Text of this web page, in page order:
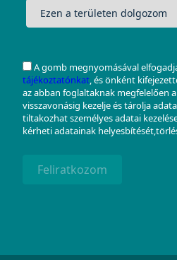
A gomb megnyomásával
tájékoztatónkat, és önként
az abban foglaltaknak megfelelően
visszavonásig kezelje és tárolja
tiltakozhat személyes adatai
kérheti adatainak
Feliratkozom